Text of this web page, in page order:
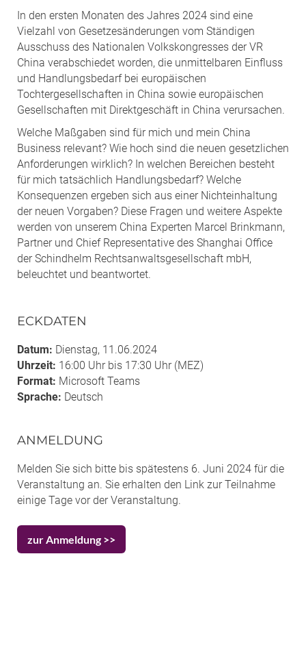
In den ersten Monaten des Jahres 2024 sind eine
Vielzahl von Gesetzesänderungen vom Ständigen
Ausschuss des Nationalen Volkskongresses der VR
China verabschiedet worden, die unmittelbaren Einfluss
und Handlungsbedarf bei europäischen
Tochtergesellschaften in China sowie europäischen
Gesellschaften mit Direktgeschäft in China verursachen.
Welche Maßgaben sind für mich und mein China
Business relevant? Wie hoch sind die neuen gesetzlichen
Anforderungen wirklich? In welchen Bereichen besteht
für mich tatsächlich Handlungsbedarf? Welche
Konsequenzen ergeben sich aus einer Nichteinhaltung
der neuen Vorgaben? Diese Fragen und weitere Aspekte
werden von unserem China Experten Marcel Brinkmann,
Partner und Chief Representative des Shanghai Office
der Schindhelm Rechtsanwaltsgesellschaft mbH,
beleuchtet und beantwortet.
ECKDATEN
Datum: Dienstag, 11.06.2024
Uhrzeit: 16:00 Uhr bis 17:30 Uhr (MEZ)
Format: Microsoft Teams
Sprache: Deutsch
ANMELDUNG
Melden Sie sich bitte bis spätestens 6. Juni 2024 für die
Veranstaltung an. Sie erhalten den Link zur Teilnahme
einige Tage vor der Veranstaltung.
zur Anmeldung >>